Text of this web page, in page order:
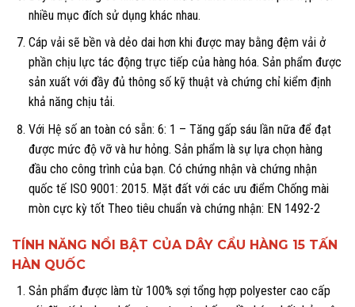
nhiều mục đích sử dụng khác nhau.
Cáp vải sẽ bền và dẻo dai hơn khi được may bằng đệm vải ở
phần chịu lực tác động trực tiếp của hàng hóa. Sản phẩm được
sản xuất với đầy đủ thông số kỹ thuật và chứng chỉ kiểm định
khả năng chịu tải.
Với Hệ số an toàn có sẵn: 6: 1 – Tăng gấp sáu lần nữa để đạt
được mức độ vỡ và hư hỏng. Sản phẩm là sự lựa chọn hàng
đầu cho công trình của bạn. Có chứng nhận và chứng nhận
quốc tế ISO 9001: 2015. Mặt đất với các ưu điểm Chống mài
mòn cực kỳ tốt Theo tiêu chuẩn và chứng nhận: EN 1492-2
TÍNH NĂNG NỔI BẬT CỦA DÂY CẨU HÀNG 15 TẤN
HÀN QUỐC
Sản phẩm được làm từ 100% sợi tổng hợp polyester cao cấp